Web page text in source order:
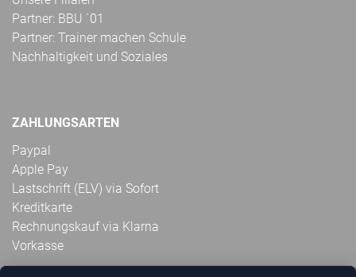
Partner: BBU ´01
Partner: Trainer machen Schule
Nachhaltigkeit und Soziales
ZAHLUNGSARTEN
Paypal
Apple Pay
Lastschrift (ELV) via Sofort
Kreditkarte
Rechnungskauf via Klarna
Vorkasse